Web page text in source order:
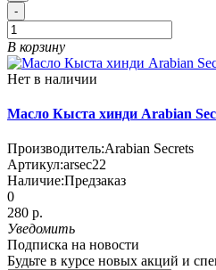
-
В корзину
Нет в наличии
Масло Кыста хинди Arabian
Производитель:Arabian Secrets
Артикул:arsec22
Наличие:Предзаказ
0
280 р.
Уведомить
Подписка на новости
Будьте в курсе новых акций и